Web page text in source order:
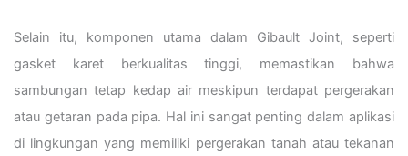
Selain itu, komponen utama dalam Gibault Joint, seperti
gasket karet berkualitas tinggi, memastikan bahwa
sambungan tetap kedap air meskipun terdapat pergerakan
atau getaran pada pipa. Hal ini sangat penting dalam aplikasi
di lingkungan yang memiliki pergerakan tanah atau tekanan